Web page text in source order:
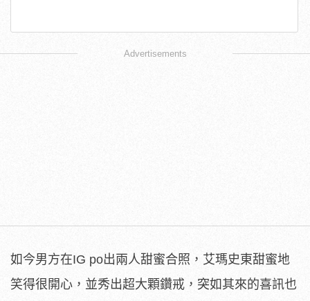
Advertisements
如今男方在IG po出兩人甜蜜合照，艾瑪史東甜蜜地
笑得很開心，並秀出超大顆鑽戒，突如其來的喜訊也